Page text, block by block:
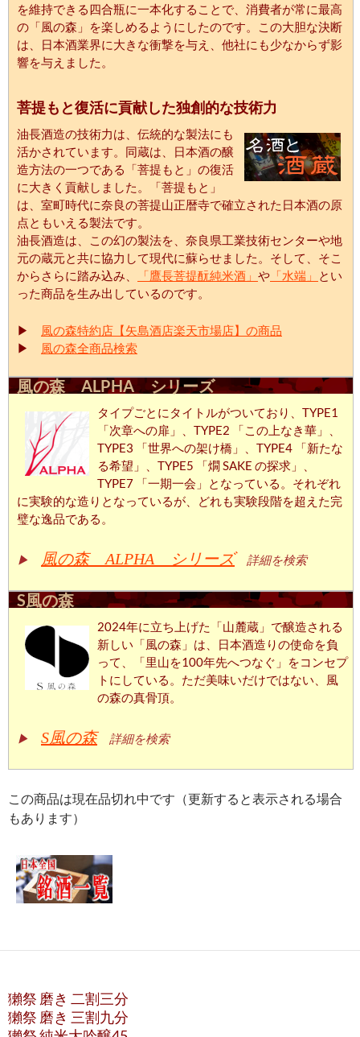
を維持できる四合瓶に一本化することで、消費者が常に最高
の「風の森」を楽しめるようにしたのです。この大胆な決断
は、日本酒業界に大きな衝撃を与え、他社にも少なからず影
響を与えました。
菩提もと復活に貢献した独創的な技術力
油長酒造の技術力は、伝統的な製法にも
活かされています。同蔵は、日本酒の醸
造方法の一つである「菩提もと」の復活
に大きく貢献しました。「菩提もと」
は、室町時代に奈良の菩提山正暦寺で確立された日本酒の原
点ともいえる製法です。
油長酒造は、この幻の製法を、奈良県工業技術センターや地
元の蔵元と共に協力して現代に蘇らせました。そして、そこ
からさらに踏み込み、
「鷹長菩提酛純米酒」 や 「水端」
とい
った商品を生み出しているのです。
▶
風の森特約店【矢島酒店楽天市場店】の商品
▶
風の森全商品検索
風の森 ALPHA シリーズ
タイプごとにタイトルがついており、TYPE1
「次章への扉」、TYPE2 「この上なき華」、
TYPE3 「世界への架け橋」、TYPE4 「新たな
る希望」、TYPE5 「燗 SAKE の探求」、
TYPE7 「一期一会」となっている。それぞれ
に実験的な造りとなっているが、どれも実験段階を超えた完
璧な逸品である。
▶ 風の森 ALPHA シリーズ 詳細を検索
S風の森
2024年に立ち上げた「山麓蔵」で醸造される
新しい「風の森」は、日本酒造りの使命を負
って、「里山を100年先へつなぐ」をコンセプ
トにしている。ただ美味いだけではない、風
の森の真骨頂。
▶ S風の森 詳細を検索
この商品は現在品切れ中です（更新すると表示される場合
もあります）
獺祭 磨き 二割三分
獺祭 磨き 三割九分